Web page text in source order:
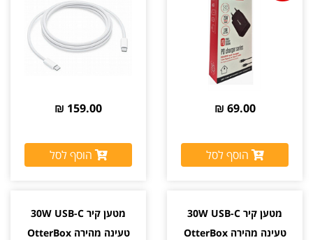
69.00 ₪
הוסף לסל
159.00 ₪
הוסף לסל
מטען קיר 30W USB-C
טעינה מהירה OtterBox
מטען קיר 30W USB-C
טעינה מהירה OtterBox